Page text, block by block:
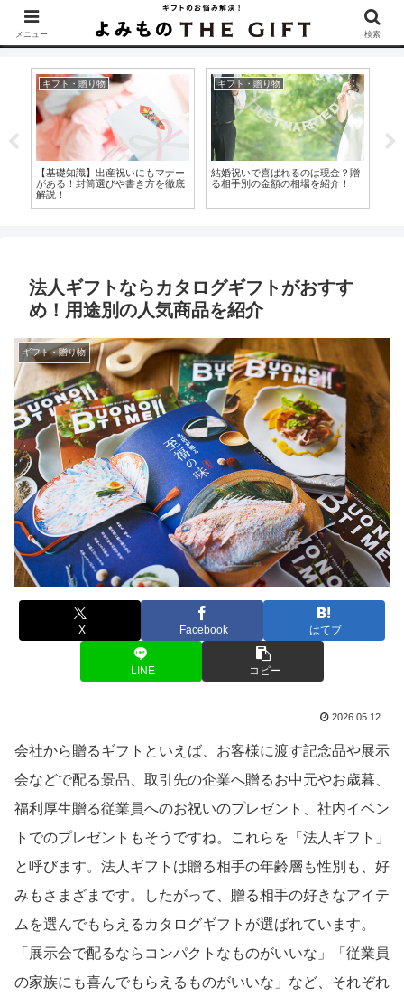
▶︎カタログギフトを探すなら『ソムリエ＠ギフト』をCheck！
ギフト・贈り物
【基礎知識】出産祝いにもマナー
がある！封筒選びや書き方を徹底
解説！
ギフト・贈り物
結婚祝いで喜ばれるのは現金？贈
る相手別の金額の相場を紹介！
法人ギフトならカタログギフトがおすす
め！用途別の人気商品を紹介
ギフト・贈り物
X Facebook はてブ
LINE コピー
2026.05.12
会社から贈るギフトといえば、お客様に渡す記念品や展示
会などで配る景品、取引先の企業へ贈るお中元やお歳暮、
福利厚生贈る従業員へのお祝いのプレゼント、社内イベン
トでのプレゼントもそうですね。これらを「法人ギフト」
と呼びます。法人ギフトは贈る相手の年齢層も性別も、好
みもさまざまです。したがって、贈る相手の好きなアイテ
ムを選んでもらえるカタログギフトが選ばれています。
「展示会で配るならコンパクトなものがいいな」「従業員
の家族にも喜んでもらえるものがいいな」など、それぞれ
メニュー 検索